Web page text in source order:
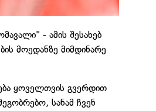
- ამის შესახებ
მოედანზე მიმდინარე
ყოველთვის გვერდით
სანამ ჩვენ